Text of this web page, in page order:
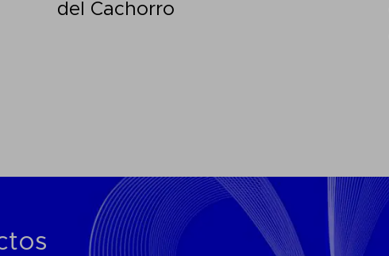
del Cachorro